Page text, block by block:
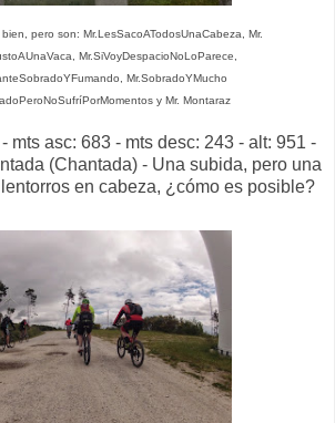
pero son: Mr.LesSacoATodosUnaCabeza, Mr.
Mr.SiVoyDespacioNoLoParece,
Mr.SobradoYMucho
y Mr. Montaraz
mts asc: 683 - mts desc: 243 - alt: 951 -
(Chantada) - Una subida, pero una
en cabeza, ¿cómo es posible?